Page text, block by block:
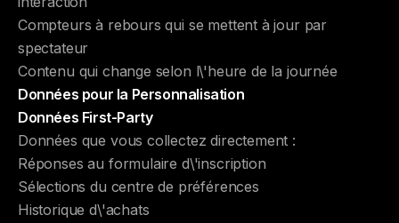
Compteurs à rebours qui se mettent à jour par
spectateur
Contenu qui change selon l\'heure de la journée
Données pour la Personnalisation
Données First-Party
Données que vous collectez directement :
Réponses au formulaire d\'inscription
Sélections du centre de préférences
Historique d\'achats